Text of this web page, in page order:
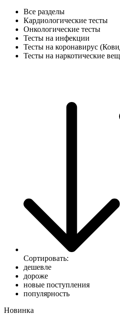
Все разделы
Кардиологические тесты
Онкологические тесты
Тесты на инфекции
Тесты на коронавирус
Тесты на наркотические
Сортировать:
дешевле
дороже
новые поступления
популярность
Новинка